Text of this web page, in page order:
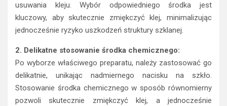
usuwania kleju. Wybór odpowiedniego środka jest
kluczowy, aby skutecznie zmiękczyć klej, minimalizując
jednocześnie ryzyko uszkodzeń struktury szklanej.
2. Delikatne stosowanie środka chemicznego:
Po wyborze właściwego preparatu, należy zastosować go
delikatnie, unikając nadmiernego nacisku na szkło.
Stosowanie środka chemicznego w sposób równomierny
pozwoli skutecznie zmiękczyć klej, a jednocześnie